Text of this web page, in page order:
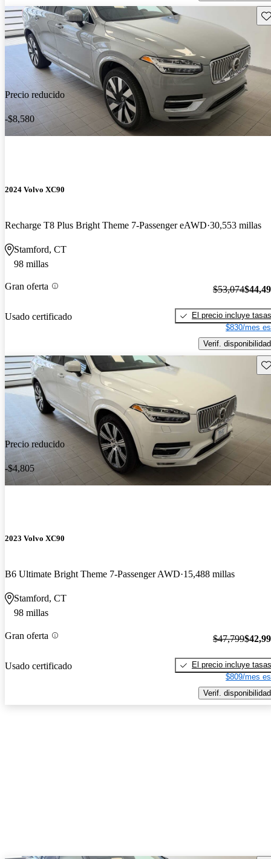
Precio reducido
-$8,580
2024 Volvo XC90
Recharge T8 Plus Bright Theme 7-Passenger eAWD 30,553 millas
Stamford, CT
98 millas
Gran oferta
Usado certificado
$53,074
El precio incluye tasas
$830/mes
Verif. disponibilidad
Precio reducido
-$4,805
2023 Volvo XC90
B6 Ultimate Bright Theme 7-Passenger AWD 15,488 millas
Stamford, CT
98 millas
Gran oferta
Usado certificado
$47,799
El precio incluye tasas
$809/mes
Verif. disponibilidad